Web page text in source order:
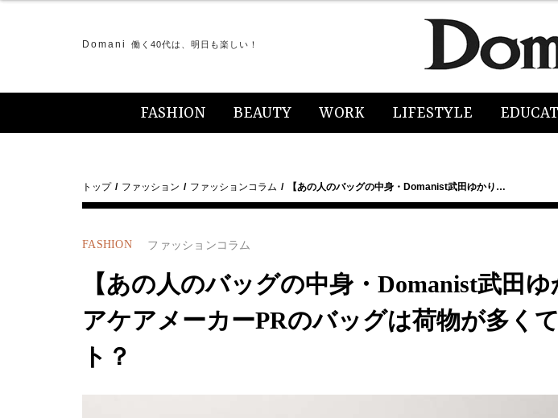
Domani 働く40代は、明日も楽しい！
FASHION BEAUTY WORK LIFESTYLE
トップ ファッション ファッションコラム 【あの人のバッグの中身・Domanist武田ゆかり…
FASHION ファッションコラム
【あの人のバッグの中身・Domanist武田
アケアメーカーPRのバッグは荷物が多く
ト？